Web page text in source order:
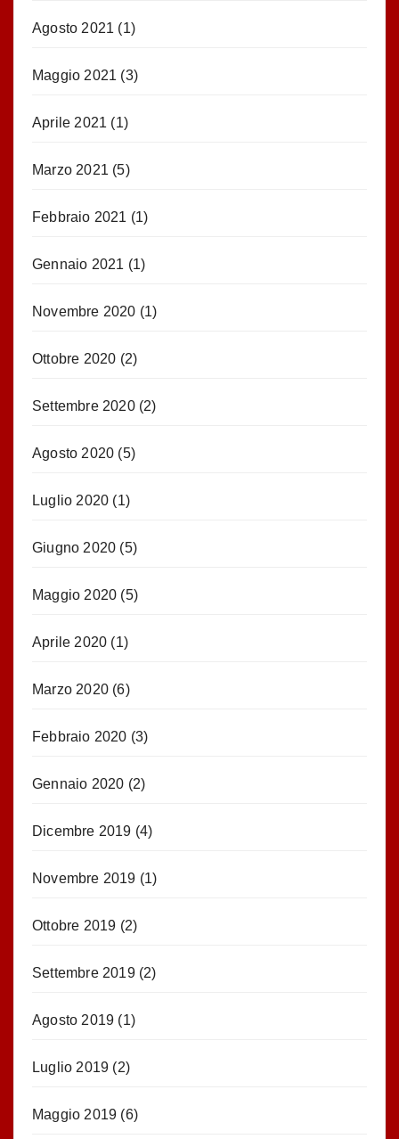
Agosto 2021 (1)
Maggio 2021 (3)
Aprile 2021 (1)
Marzo 2021 (5)
Febbraio 2021 (1)
Gennaio 2021 (1)
Novembre 2020 (1)
Ottobre 2020 (2)
Settembre 2020(2)
Agosto 2020 (5)
Luglio 2020 (1)
Giugno 2020 (5)
Maggio 2020 (5)
Aprile 2020 (1)
Marzo 2020 (6)
Febbraio 2020 (3)
Gennaio 2020 (2)
Dicembre 2019 (4)
Novembre 2019 (1)
Ottobre 2019 (2)
Settembre 2019(2)
Agosto 2019 (1)
Luglio 2019 (2)
Maggio 2019 (6)